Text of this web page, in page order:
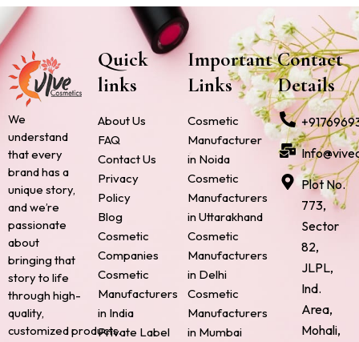
We
understand
that every
brand has a
unique story,
and we’re
passionate
about
bringing that
story to life
through high-
quality,
customized products.
Quick
links
About Us
FAQ
Contact Us
Privacy
Policy
Blog
Cosmetic
Companies
Cosmetic
Manufacturers
in India
Private Label
Important
Links
Cosmetic
Manufacturer
in Noida
Cosmetic
Manufacturers
in Uttarakhand
Cosmetic
Manufacturers
in Delhi
Cosmetic
Manufacturers
in Mumbai
Contact
Details
Plot No.
773,
Sector
82,
JLPL,
Ind.
Area,
Mohali,